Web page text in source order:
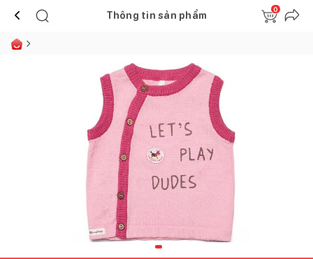
Thông tin sản phẩm
0